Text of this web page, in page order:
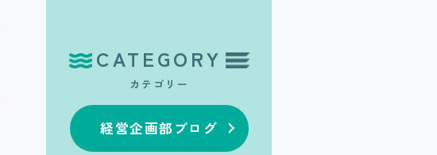
CATEGORY
カテゴリー
経営企画部ブログ